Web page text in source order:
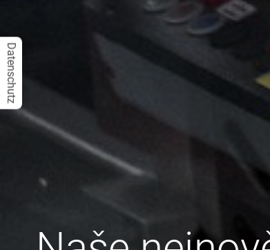
Datenschutz